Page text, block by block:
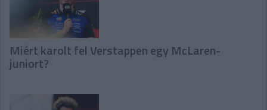
Miért karolt fel Verstappen egy McLaren-
juniort?